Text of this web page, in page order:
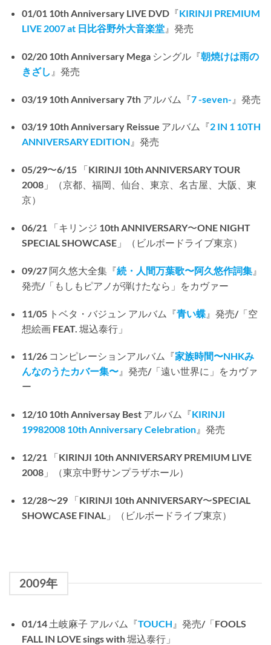
01/01 10th Anniversary LIVE DVD『KIRINJI PREMIUM
LIVE 2007 at 日比谷野外大音楽堂』発売
02/20 10th Anniversary Mega シングル『朝焼けは雨の
きざし 』発売
03/19 10th Anniversary 7th アルバム『7 -seven- 』発売
03/19 10th Anniversary Reissue アルバム『2 IN 1 10TH
ANNIVERSARY EDITION 』発売
05/29〜6/15 「KIRINJI 10th ANNIVERSARY TOUR
2008」（京都、福岡、仙台、東京、名古屋、大阪、東
京）
06/21 「キリンジ 10th ANNIVERSARY〜ONE NIGHT
SPECIAL SHOWCASE」（ビルボードライブ東京）
09/27 阿久悠大全集『続・人間万葉歌〜阿久悠作詞集』
発売/「もしもピアノが弾けたなら」をカヴァー
11/05 トベタ・バジュン アルバム『青い蝶』発売/「空
想絵画 FEAT. 堀込泰行」
11/26 コンピレーションアルバム『家族時間〜NHKみ
んなのうたカバー集〜』発売/「遠い世界に」をカヴァ
ー
12/10 10th Anniversay Best アルバム『KIRINJI
19982008 10th Anniversary Celebration』発売
12/21 「KIRINJI 10th ANNIVERSARY PREMIUM LIVE
2008」（東京中野サンプラザホール）
12/28〜29 「KIRINJI 10th ANNIVERSARY〜SPECIAL
SHOWCASE FINAL」（ビルボードライブ東京）
2009年
01/14 土岐麻子 アルバム『TOUCH 』発売/「FOOLS
FALL IN LOVE sings with 堀込泰行」